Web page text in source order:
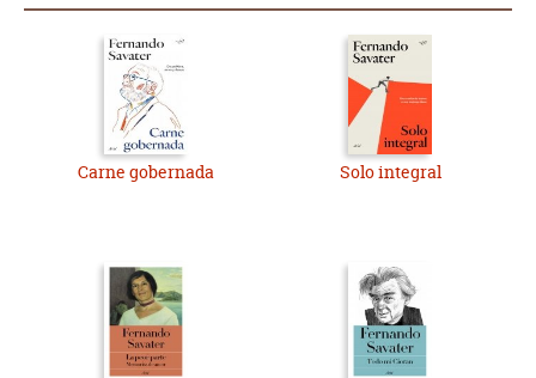
Carne gobernada Solo integral